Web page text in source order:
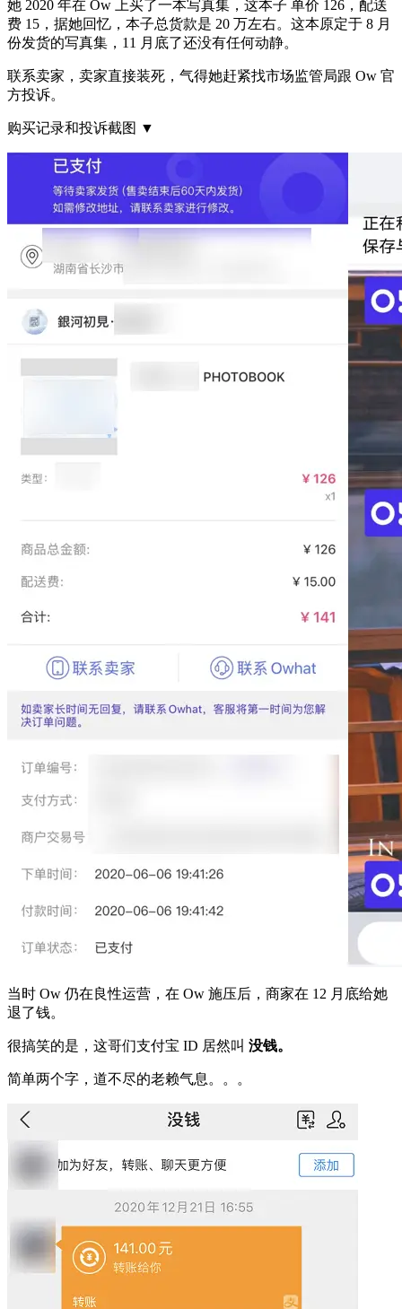
她 2020 年在 Ow 上买了一本写真集，这本子 单价 126，配送
费 15，据她回忆，本子总货款是 20 万左右。这本原定于 8 月
份发货的写真集，11 月底了还没有任何动静。
联系卖家，卖家直接装死，气得她赶紧找市场监管局跟 Ow 官
方投诉。
购买记录和投诉截图 ▼
当时 Ow 仍在良性运营，在 Ow 施压后，商家在 12 月底给她
退了钱。
很搞笑的是，这哥们支付宝 ID 居然叫 没钱。
简单两个字，道不尽的老赖气息。。。